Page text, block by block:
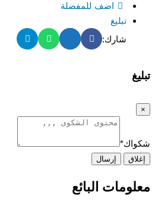
اضف للمفضلة
تبليغ
شارك:
تبليغ
×
شكواك*
إغلاق إرسال
معلومات البائع